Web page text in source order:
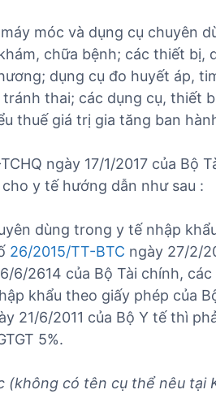
móc và dụng cụ chuyên
chữa bệnh; các thiết bị,
dụng cụ đo huyết áp,
thai; các dụng cụ, thiết
thuế giá trị gia tăng ban
ngày 17/1/2017 của Bộ
y tế hướng dẫn như sau :
dùng trong y tế nhập
26/2015/TT-BTC ngày 27/2/
6/2614 của Bộ Tài chính,
khẩu theo giấy phép của
21/6/2011 của Bộ Y tế thì
5%.
(không có tên cụ thể nêu tại